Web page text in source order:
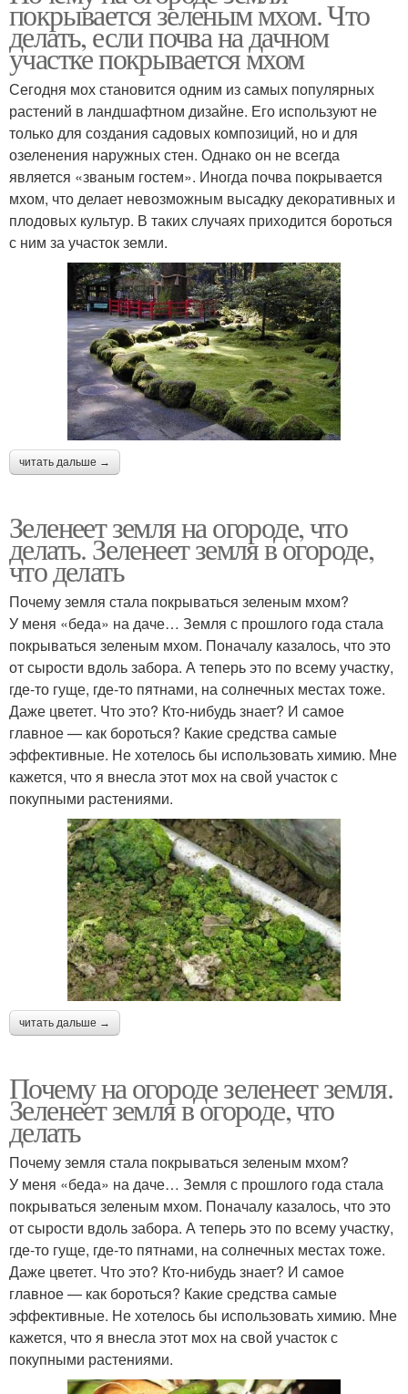
покрывается зеленым мхом. Что
делать, если почва на дачном
участке покрывается мхом
Сегодня мох становится одним из самых популярных
растений в ландшафтном дизайне. Его используют не
только для создания садовых композиций, но и для
озеленения наружных стен. Однако он не всегда
является «званым гостем». Иногда почва покрывается
мхом, что делает невозможным высадку декоративных и
плодовых культур. В таких случаях приходится бороться
с ним за участок земли.
читать дальше →
Зеленеет земля на огороде, что
делать. Зеленеет земля в огороде,
что делать
Почему земля стала покрываться зеленым мхом?
У меня «беда» на даче… Земля с прошлого года стала
покрываться зеленым мхом. Поначалу казалось, что это
от сырости вдоль забора. А теперь это по всему участку,
где-то гуще, где-то пятнами, на солнечных местах тоже.
Даже цветет. Что это? Кто-нибудь знает? И самое
главное — как бороться? Какие средства самые
эффективные. Не хотелось бы использовать химию. Мне
кажется, что я внесла этот мох на свой участок с
покупными растениями.
читать дальше →
Почему на огороде зеленеет земля.
Зеленеет земля в огороде, что
делать
Почему земля стала покрываться зеленым мхом?
У меня «беда» на даче… Земля с прошлого года стала
покрываться зеленым мхом. Поначалу казалось, что это
от сырости вдоль забора. А теперь это по всему участку,
где-то гуще, где-то пятнами, на солнечных местах тоже.
Даже цветет. Что это? Кто-нибудь знает? И самое
главное — как бороться? Какие средства самые
эффективные. Не хотелось бы использовать химию. Мне
кажется, что я внесла этот мох на свой участок с
покупными растениями.